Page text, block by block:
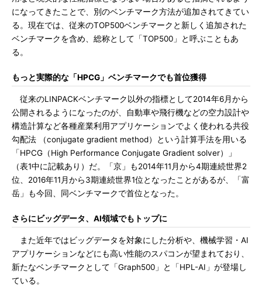
になってきたことで、別のベンチマーク方法が追加されてきてい
る。現在では、従来のTOP500ベンチマークと新しく追加された
ベンチマークを含め、総称として「TOP500」と呼ぶこともあ
る。
もっと実際的な「HPCG」ベンチマークでも首位獲得
従来のLINPACKベンチマーク以外の指標として2014年6月から
公開されるようになったのが、自動車や飛行機などの空力設計や
構造計算など各種産業利用アプリケーションでよく使われる共役
勾配法 （conjugate gradient method）という計算手法を用いる
「HPCG（High Performance Conjugate Gradient solver）」
（表1中に記載あり）だ。「京」も2014年11月から4期連続世界2
位、2016年11月から3期連続世界1位となったことがあるが、「富
岳」も今回、同ベンチマークで首位となった。
さらにビッグデータ、AI領域でもトップに
また近年ではビッグデータを対象にした分析や、機械学習・AI
アプリケーションなどにも高い性能のスパコンが望まれており、
新たなベンチマークとして「Graph500」と「HPL-AI」が登場し
ている。